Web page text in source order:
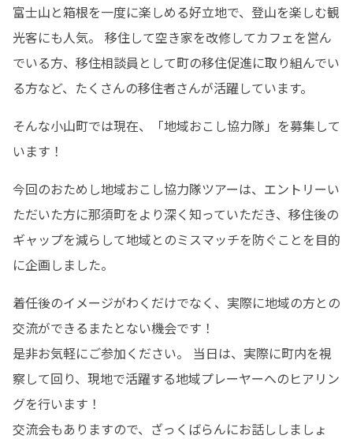
富士山と箱根を一度に楽しめる好立地で、登山を楽しむ観
光客にも人気。 移住して空き家を改修してカフェを営ん
でいる方、移住相談員として町の移住促進に取り組んでい
る方など、たくさんの移住者さんが活躍しています。
そんな小山町では現在、「地域おこし協力隊」を募集して
います！
今回のおためし地域おこし協力隊ツアーは、エントリーい
ただいた方に那須町をより深く知っていただき、移住後の
ギャップを減らして地域とのミスマッチを防ぐことを目的
に企画しました。
着任後のイメージがわくだけでなく、実際に地域の方との
交流ができるまたとない機会です！
是非お気軽にご参加ください。 当日は、実際に町内を視
察して回り、現地で活躍する地域プレーヤーへのヒアリン
グを行います！
交流会もありますので、ざっくばらんにお話ししましょ